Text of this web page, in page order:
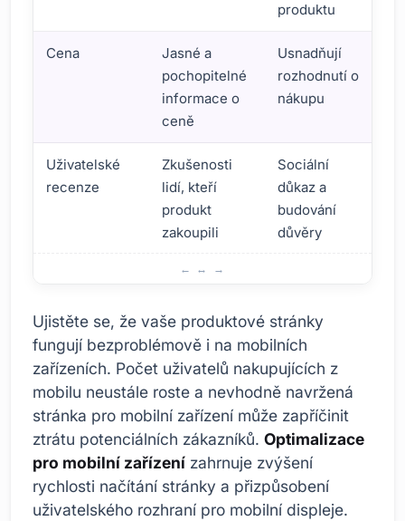
produktu
Cena
Jasné a
pochopitelné
informace o
ceně
Usnadňují
rozhodnutí o
nákupu
Uživatelské
recenze
Zkušenosti
lidí, kteří
produkt
zakoupili
Sociální
důkaz a
budování
důvěry
Ujistěte se, že vaše produktové stránky
fungují bezproblémově i na mobilních
zařízeních. Počet uživatelů nakupujících z
mobilu neustále roste a nevhodně navržená
stránka pro mobilní zařízení může zapříčinit
ztrátu potenciálních zákazníků. Optimalizace
pro mobilní zařízení zahrnuje zvýšení
rychlosti načítání stránky a přizpůsobení
uživatelského rozhraní pro mobilní displeje.